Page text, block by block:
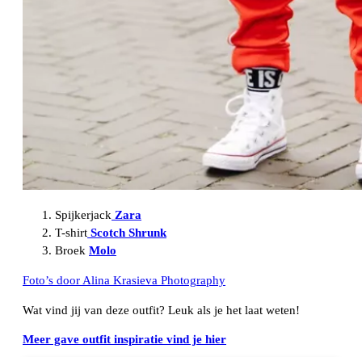
Spijkerjack Zara
T-shirt Scotch Shrunk
Broek Molo
Foto’s door Alina Krasieva Photography
Wat vind jij van deze outfit? Leuk als je het laat weten!
Meer gave outfit inspiratie vind je hier